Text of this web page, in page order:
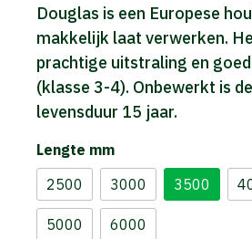
Douglas is een Europese
makkelijk laat verwerken.
prachtige uitstraling en
(klasse 3-4). Onbewerkt is
levensduur 15 jaar.
Lengte mm
2500
3000 3500
5000 6000